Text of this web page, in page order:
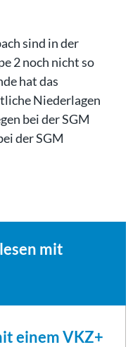
sind in der
2 noch nicht so
hat das
Niederlagen
bei der SGM
der SGM
mit
einem VKZ+